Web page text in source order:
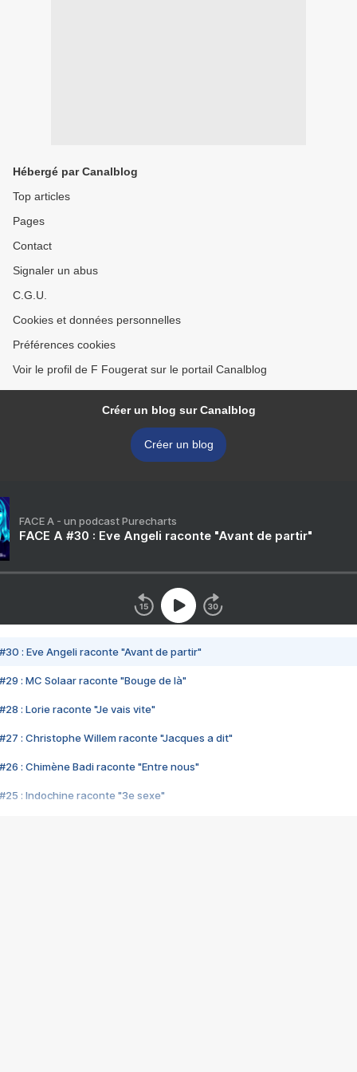
Hébergé par Canalblog
Top articles
Pages
Contact
Signaler un abus
C.G.U.
Cookies et données personnelles
Préférences cookies
Voir le profil de F Fougerat sur le portail Canalblog
Créer un blog sur Canalblog
Créer un blog
FACE A - un podcast Purecharts
FACE A #30 : Eve Angeli raconte "Avant de partir"
#30 : Eve Angeli raconte "Avant de partir"
#29 : MC Solaar raconte "Bouge de là"
#28 : Lorie raconte "Je vais vite"
#27 : Christophe Willem raconte "Jacques a dit"
#26 : Chimène Badi raconte "Entre nous"
#25 : Indochine raconte "3e sexe"